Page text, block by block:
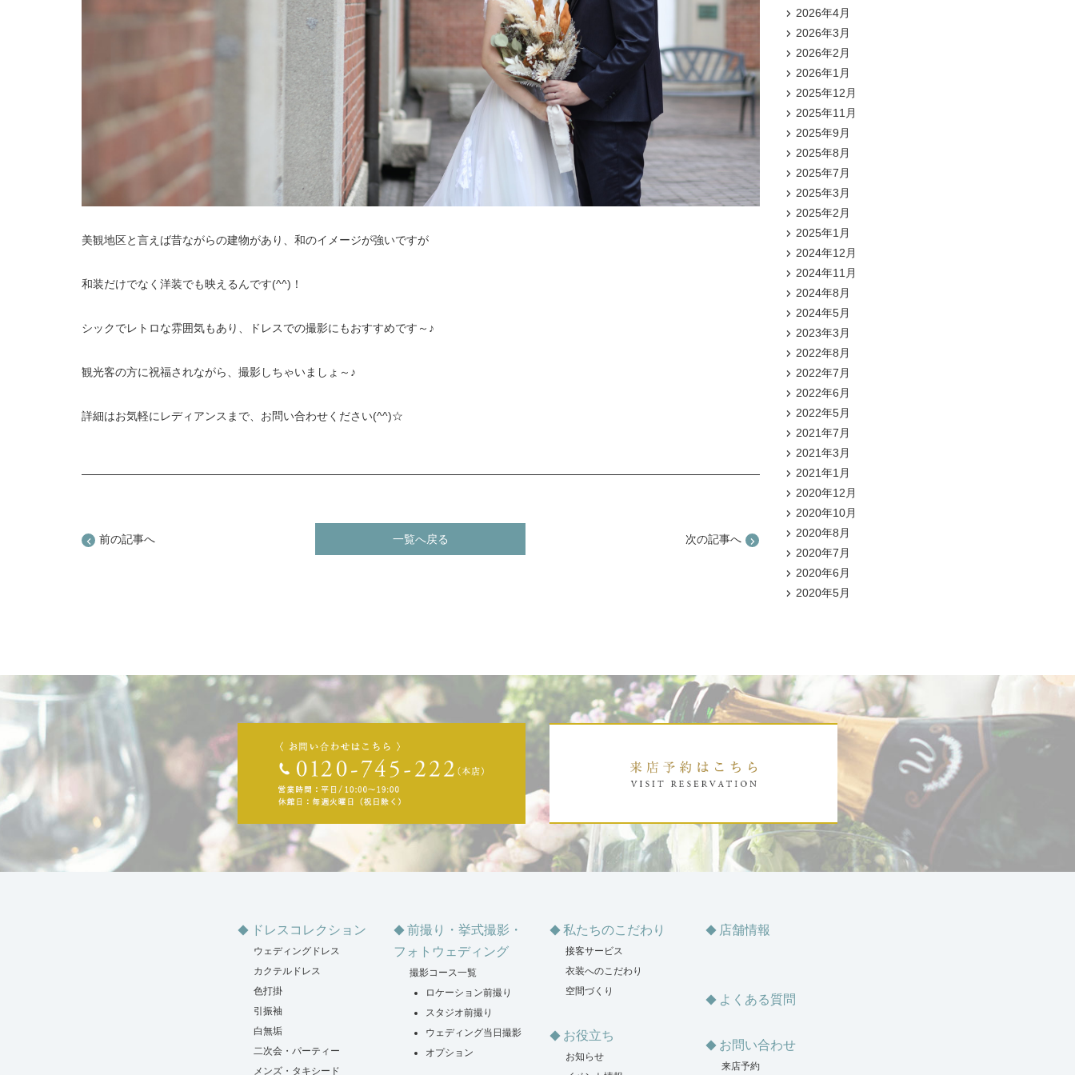
美観地区と言えば昔ながらの建物があり、和のイメージが強いですが
和装だけでなく洋装でも映えるんです(^^)！
シックでレトロな雰囲気もあり、ドレスでの撮影にもおすすめです～♪
観光客の方に祝福されながら、撮影しちゃいましょ～♪
詳細はお気軽にレディアンスまで、お問い合わせください(^^)☆
前の記事へ 次の記事へ
一覧へ戻る
2026年4月
2026年3月
2026年2月
2026年1月
2025年12月
2025年11月
2025年9月
2025年8月
2025年7月
2025年3月
2025年2月
2025年1月
2024年12月
2024年11月
2024年8月
2024年5月
2023年3月
2022年8月
2022年7月
2022年6月
2022年5月
2021年7月
2021年3月
2021年1月
2020年12月
2020年10月
2020年8月
2020年7月
2020年6月
2020年5月
ドレスコレクション
ウェディングドレス
カクテルドレス
色打掛
引振袖
白無垢
二次会・パーティー
メンズ・タキシード
前撮り・挙式撮影・
フォトウェディング
撮影コース一覧
ロケーション前撮り
スタジオ前撮り
ウェディング当日撮影
オプション
私たちのこだわり
接客サービス
衣装へのこだわり
空間づくり
お役立ち
お知らせ
店舗情報
よくある質問
お問い合わせ
来店予約